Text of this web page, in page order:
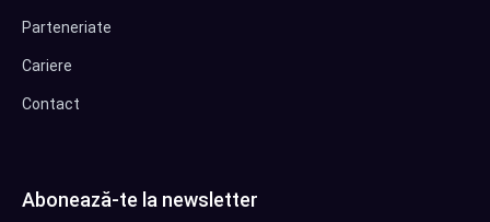
Parteneriate
Cariere
Contact
Abonează-te la newsletter